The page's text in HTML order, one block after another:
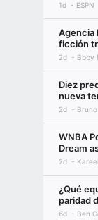
1d ESPN
Agencia
ficción
2d Bbby
Diez
nueva
2d
WNBA
Dream
2d
¿Qué
paridad
6d Ben